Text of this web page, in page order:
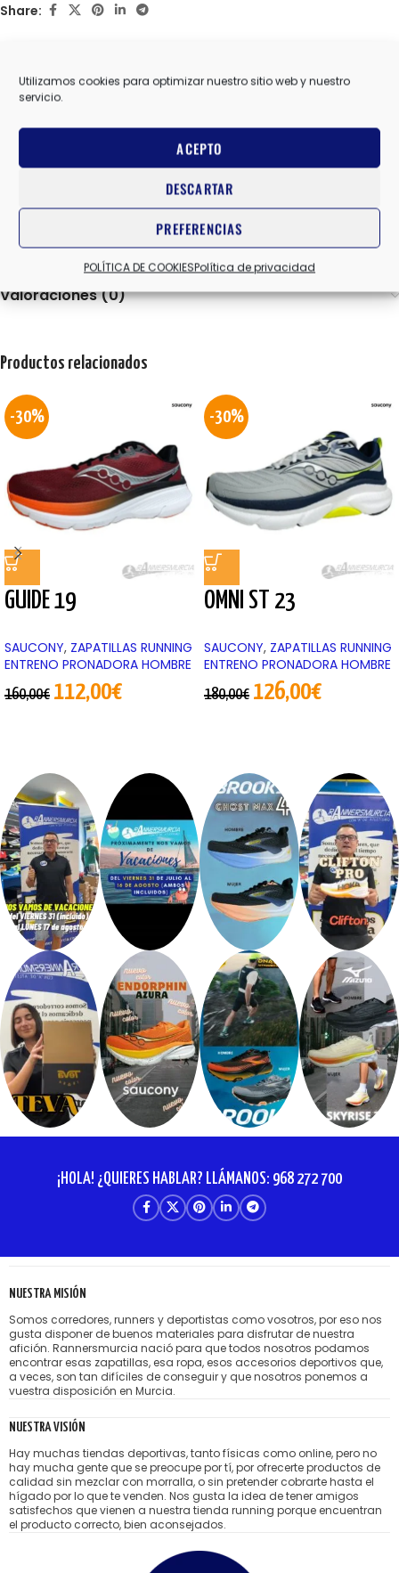
Utilizamos cookies para optimizar nuestro sitio web y nuestro
servicio.
ACEPTO
DESCARTAR
PREFERENCIAS
POLÍTICA DE COOKIESPolítica de privacidad
Share:
MARCAS
TALLA 10 USA,7 USA,7.5 USA,8 USA,8.5 USA,9 USA,9.5 USA
COLOR AZUL MARINO,BURDEOS
Valoraciones (0)
Productos relacionados
-30%
GUIDE 19
SAUCONY, ZAPATILLAS RUNNING
ENTRENO PRONADORA HOMBRE
160,00€ 112,00€
-30%
OMNI ST 23
SAUCONY, ZAPATILLAS RUNNING
ENTRENO PRONADORA HOMBRE
180,00€ 126,00€
¡HOLA! ¿QUIERES HABLAR? LLÁMANOS: 968 272 700
NUESTRA MISIÓN
Somos corredores, runners y deportistas como vosotros, por eso nos
gusta disponer de buenos materiales para disfrutar de nuestra
afición. Rannersmurcia nació para que todos nosotros podamos
encontrar esas zapatillas, esa ropa, esos accesorios deportivos que,
a veces, son tan difíciles de conseguir y que nosotros ponemos a
vuestra disposición en Murcia.
NUESTRA VISIÓN
Hay muchas tiendas deportivas, tanto físicas como online, pero no
hay mucha gente que se preocupe por tí, por ofrecerte productos de
calidad sin mezclar con morralla, o sin pretender cobrarte hasta el
hígado por lo que te venden. Nos gusta la idea de tener amigos
satisfechos que vienen a nuestra tienda running porque encuentran
el producto correcto, bien aconsejados.